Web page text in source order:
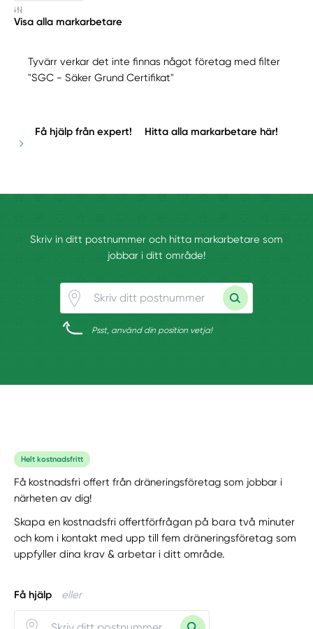
Visa alla markarbetare
Tyvärr verkar det inte finnas något företag med filter
"SGC - Säker Grund Certifikat"
Få hjälp från expert! Hitta alla markarbetare här!
Skriv in ditt postnummer och hitta markarbetare som
jobbar i ditt område!
Psst, använd din position vetja!
Helt kostnadsfritt
Få kostnadsfri offert från dräneringsföretag som jobbar i
närheten av dig!
Skapa en kostnadsfri offertförfrågan på bara två minuter
och kom i kontakt med upp till fem dräneringsföretag som
uppfyller dina krav & arbetar i ditt område.
Få hjälp eller